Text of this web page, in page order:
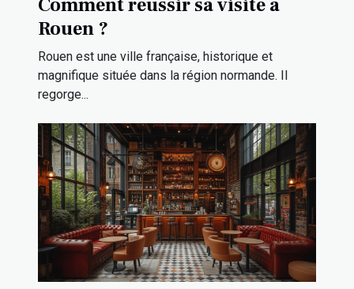
Comment réussir sa visite à
Rouen ?
Rouen est une ville française, historique et
magnifique située dans la région normande. Il
regorge...